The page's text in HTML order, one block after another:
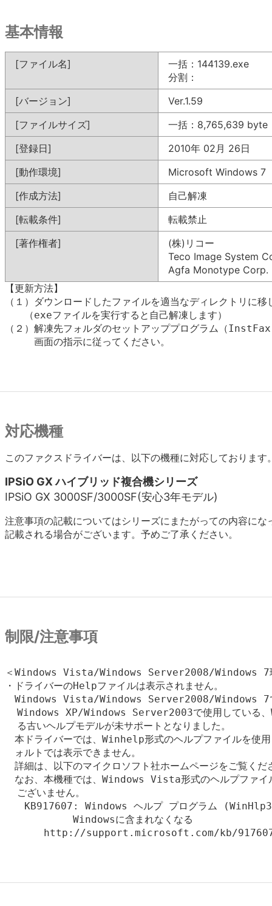
基本情報
[ファイル名]
一括：144139.exe
分割：
[バージョン]
Ver.1.59
[ファイルサイズ]
一括：8,765,639 byte
[登録日]
2010年 02月 26日
[動作環境]
Microsoft Windows 7
[作成方法]
自己解凍
[転載条件]
転載禁止
[著作権者]
(株)リコー
Teco Image System
Agfa Monotype Corp.
【更新方法】
（１）ダウンロードしたファイルを適当なディレクトリに
（exeファイルを実行すると自己解凍します）
（２）解凍先フォルダのセットアッププログラム（
画面の指示に従ってください。
対応機種
このファクスドライバーは、以下の機種に対応しております
IPSiO GX ハイブリッド複合機シリーズ
IPSiO GX 3000SF/3000SF(安心3年モデル)
注意事項の記載についてはシリーズにまたがっての内容に
記載される場合がございます。予めご了承ください。
制限/注意事項
＜Windows Vista/Windows Server2008/Windows 7環
・ドライバーのHelpファイルは表示されません。
Windows Vista/Windows Server2008/Windows 7
Windows XP/Windows Server2003で使用している、
  る古いヘルプモデルが未サポートとなりました。
本ドライバーでは、Winhelp形式のヘルプファイルを使用
ォルトでは表示できません。
詳細は、以下のマイクロソフト社ホームページをご覧くだ
なお、本機種では、Windows Vista形式のヘルプファイ
  ございません。
KB917607: Windows ヘルプ プログラム
Windowsに含まれなくなる
http://support.microsoft.com/kb/